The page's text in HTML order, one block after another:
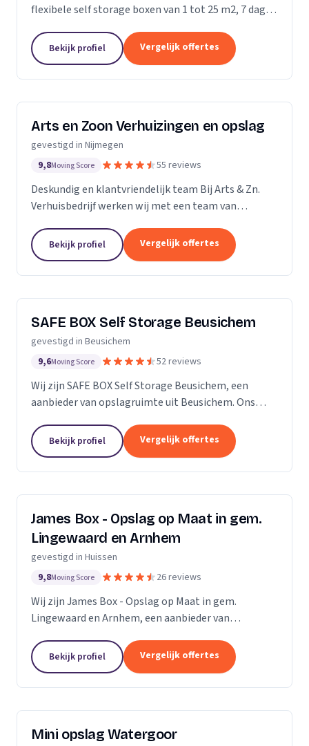
flexibele self storage boxen van 1 tot 25 m2, 7 dagen
Bekijk profiel Vergelijk offertes
Arts en Zoon Verhuizingen en opslag
gevestigd in Nijmegen
9,8Moving Score 55 reviews
Deskundig en klantvriendelijk team Bij Arts & Zn.
Verhuisbedrijf werken wij met een team van
bezittingen omgaat. Onze medewerkers weten
precies hoe zij...
Bekijk profiel Vergelijk offertes
SAFE BOX Self Storage Beusichem
gevestigd in Beusichem
9,6Moving Score 52 reviews
Wij zijn SAFE BOX Self Storage Beusichem, een
aanbieder van opslagruimte uit Beusichem. Ons
Bekijk profiel Vergelijk offertes
James Box - Opslag op Maat in gem.
Lingewaard en Arnhem
gevestigd in Huissen
9,8Moving Score 26 reviews
Wij zijn James Box - Opslag op Maat in gem.
Lingewaard en Arnhem, een aanbieder van
Gelderland.
Bekijk profiel Vergelijk offertes
Mini opslag Watergoor